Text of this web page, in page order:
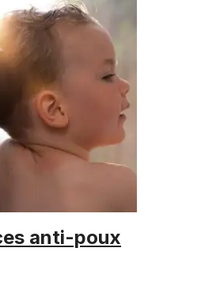
anti-poux